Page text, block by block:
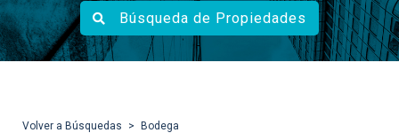
Búsqueda de Propiedades
Volver a Búsquedas Bodega